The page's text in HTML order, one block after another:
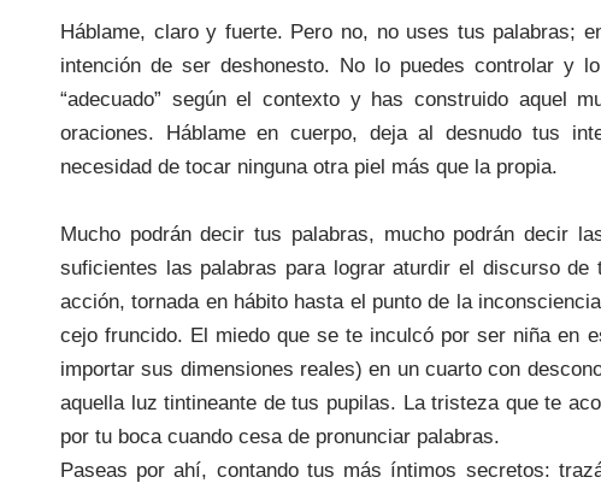
Háblame, claro y fuerte. Pero no, no uses tus palabras;
intención de ser deshonesto. No lo puedes controlar y
“adecuado” según el contexto y has construido aquel
oraciones. Háblame en cuerpo, deja al desnudo tus
necesidad de tocar ninguna otra piel más que la propia.
Mucho podrán decir tus palabras, mucho podrán decir
suficientes las palabras para lograr aturdir el discurso
acción, tornada en hábito hasta el punto de la
cejo fruncido. El miedo que se te inculcó por ser niña en
importar sus dimensiones reales) en un cuarto con
aquella luz tintineante de tus pupilas. La tristeza que te
por tu boca cuando cesa de pronunciar palabras.
Paseas por ahí, contando tus más íntimos secretos: